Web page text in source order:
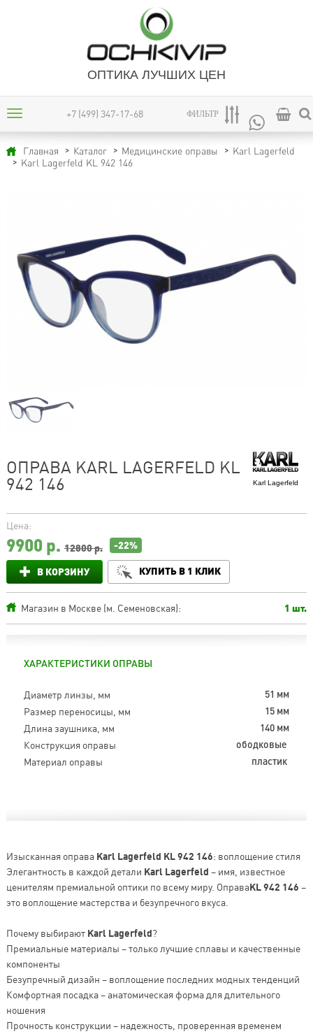
ОПТИКА ЛУЧШИХ ЦЕН
+7 (499) 347-17-68 ФИЛЬТР
Главная Каталог Медицинские оправы
Karl Lagerfeld
Karl Lagerfeld KL 942 146
Karl Lagerfeld
ОПРАВА KARL LAGERFELD KL
942 146
Цена:
9900р. 12800 р. -22%
В КОРЗИНУ КУПИТЬ В 1 КЛИК
Магазин в Москве (м. Семеновская): 1 шт.
ХАРАКТЕРИСТИКИ ОПРАВЫ
Диаметр линзы, мм 51 мм
Размер переносицы, мм 15 мм
Длина заушника, мм 140 мм
Конструкция оправы ободковые
Материал оправы пластик
Изысканная оправа Karl Lagerfeld KL 942 146: воплощение стиля
Элегантность в каждой детали Karl Lagerfeld – имя, известное
ценителям премиальной оптики по всему миру. ОправаKL 942 146 –
это воплощение мастерства и безупречного вкуса.
Почему выбирают Karl Lagerfeld?
Премиальные материалы – только лучшие сплавы и качественные
компоненты
Безупречный дизайн – воплощение последних модных тенденций
Комфортная посадка – анатомическая форма для длительного
ношения
Прочность конструкции – надежность, проверенная временем